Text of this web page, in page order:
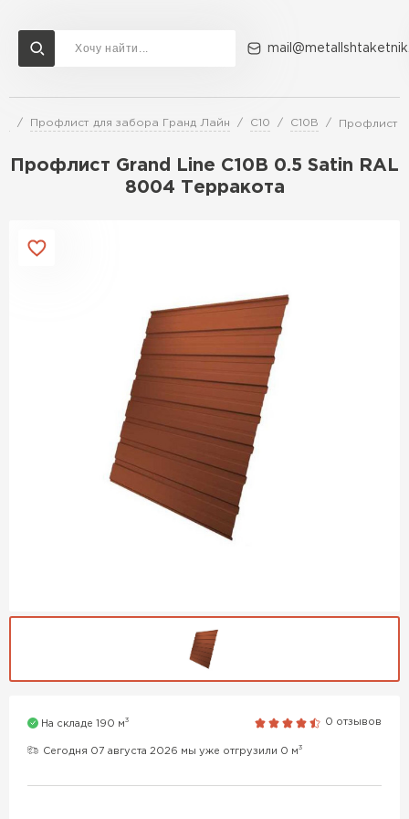
Профлист для забора Гранд Лайн С10 С10В Профлист
Профлист Grand Line C10В 0.5 Satin RAL
8004 Терракота
На складе 190 м3 0 отзывов
Сегодня 07 августа 2026 мы уже отгрузили 0 м3
Доставка и оплата Акции О компании Контакты
Перейти в каталог